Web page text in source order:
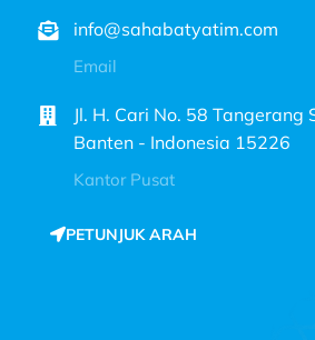
info@sahabatyatim.com
Email
Jl. H. Cari No. 58 Tangerang
Banten - Indonesia 15226
Kantor Pusat
PETUNJUK ARAH